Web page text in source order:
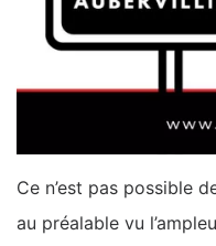
Ce n’est pas possible
au préalable vu